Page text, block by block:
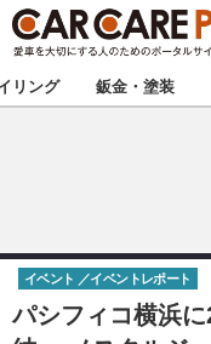
★カーケアプラス認
甲信越
東海
リング 鈑金・塗装
パシフィコ横浜
イベント イベントレポート